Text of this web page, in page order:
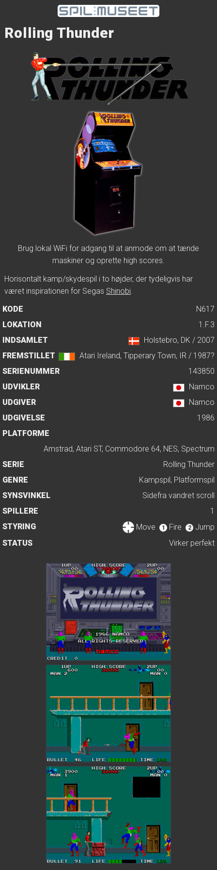
Rolling Thunder
Brug lokal WiFi for adgang til at anmode om at tænde
maskiner og oprette high scores.
Horisontalt kamp/skydespil i to højder, der tydeligvis har
været inspirationen for Segas Shinobi.
KODE
N617
LOKATION
1.F.3
INDSAMLET
Holstebro, DK / 2007
FREMSTILLET
Atari Ireland, Tipperary Town, IR / 1987?
SERIENUMMER
143850
UDVIKLER
Namco
UDGIVER
Namco
UDGIVELSE
1986
PLATFORME
Amstrad, Atari ST, Commodore 64, NES, Spectrum
SERIE
Rolling Thunder
GENRE
Kampspil, Platformspil
SYNSVINKEL
Sidefra vandret scroll
SPILLERE
1
STYRING
Move 1 Fire 2
Jump
STATUS
Virker perfekt